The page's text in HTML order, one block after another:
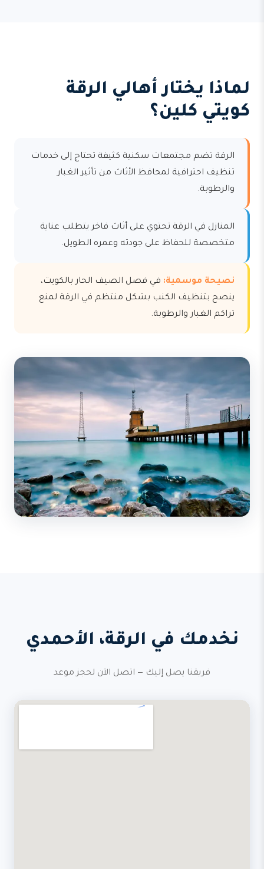
لماذا يختار أهالي الرقة
كويتي كلين؟
الرقة تضم مجتمعات سكنية كثيفة تحتاج إلى خدمات
تنظيف احترافية لمحافظ الأثاث من تأثير الغبار
والرطوبة.
المنازل في الرقة تحتوي على أثاث فاخر يتطلب عناية
متخصصة للحفاظ على جودته وعمره الطويل.
نصيحة موسمية: في فصل الصيف الحار بالكويت،
ينصح بتنظيف الكنب بشكل منتظم في الرقة لمنع
تراكم الغبار والرطوبة.
نخدمك في الرقة، الأحمدي
فريقنا يصل إليك — اتصل الآن لحجز موعد